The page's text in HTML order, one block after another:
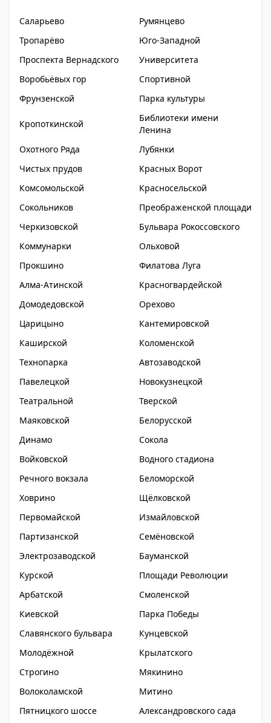
Саларьево
Румянцево
Тропарёво
Юго-Западной
Проспекта Вернадского
Университета
Воробьёвых гор
Спортивной
Фрунзенской
Парка культуры
Кропоткинской
Библиотеки имени
Ленина
Охотного Ряда
Лубянки
Чистых прудов
Красных Ворот
Комсомольской
Красносельской
Сокольников
Преображенской площади
Черкизовской
Бульвара Рокоссовского
Коммунарки
Ольховой
Прокшино
Филатова Луга
Алма-Атинской
Красногвардейской
Домодедовской
Орехово
Царицыно
Кантемировской
Каширской
Коломенской
Технопарка
Автозаводской
Павелецкой
Новокузнецкой
Театральной
Тверской
Маяковской
Белорусской
Динамо
Сокола
Войковской
Водного стадиона
Речного вокзала
Беломорской
Ховрино
Щёлковской
Первомайской
Измайловской
Партизанской
Семёновской
Электрозаводской
Бауманской
Курской
Площади Революции
Арбатской
Смоленской
Киевской
Парка Победы
Славянского бульвара
Кунцевской
Молодёжной
Крылатского
Строгино
Мякинино
Волоколамской
Митино
Пятницкого шоссе
Александровского сада